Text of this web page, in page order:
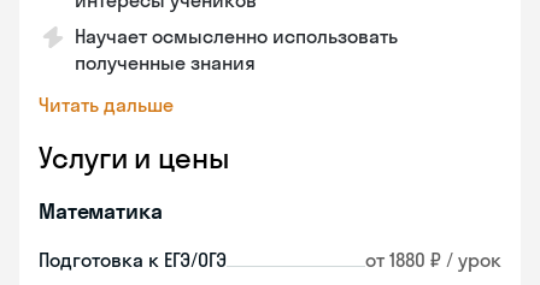
Научает осмысленно использовать
полученные знания
Читать дальше
Услуги и цены
Математика
Подготовка к ЕГЭ/ОГЭ от 1880 ₽ / урок